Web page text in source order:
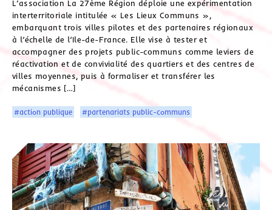
L’association La 27ème Région déploie une expérimentation
interterritoriale intitulée « Les Lieux Communs »,
embarquant trois villes pilotes et des partenaires régionaux
à l’échelle de l’Ile-de-France. Elle vise à tester et
accompagner des projets public-communs comme leviers de
réactivation et de convivialité des quartiers et des centres de
villes moyennes, puis à formaliser et transférer les
mécanismes […]
#action publique #partenariats public-communs